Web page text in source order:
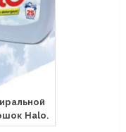
Halo.